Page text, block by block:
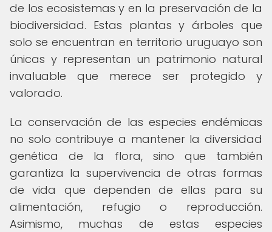
de los ecosistemas y en la preservación de la
biodiversidad. Estas plantas y árboles que
solo se encuentran en territorio uruguayo son
únicas y representan un patrimonio natural
invaluable que merece ser protegido y
valorado.
La conservación de las especies endémicas
no solo contribuye a mantener la diversidad
genética de la flora, sino que también
garantiza la supervivencia de otras formas
de vida que dependen de ellas para su
alimentación, refugio o reproducción.
Asimismo, muchas de estas especies